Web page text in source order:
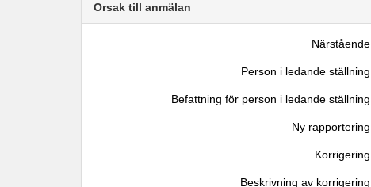
Orsak till anmälan
Närstående
Person i ledande ställning
Befattning för person i ledande ställning
Ny rapportering
Korrigering
Beskrivning av korrigering